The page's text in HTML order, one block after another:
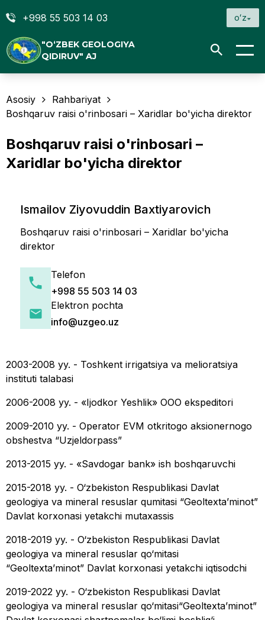
+998 55 503 14 03 oʻz
"O‘ZBEK GEOLOGIYA
QIDIRUV" AJ
Asosiy
Rahbariyat
Boshqaruv raisi o'rinbosari – Хaridlar bo'yicha direktor
Boshqaruv raisi o'rinbosari –
Хaridlar bo'yicha direktor
Ismailov Ziyovuddin Baxtiyarovich
Boshqaruv raisi o'rinbosari – Хaridlar bo'yicha
direktor
Telefon
+998 55 503 14 03
Elektron pochta
info@uzgeo.uz
2003-2008 yy. - Toshkent irrigatsiya va melioratsiya
instituti talabasi
2006-2008 yy. - «Ijodkor Yeshlik» OOO ekspeditori
2009-2010 yy. - Operator EVM otkritogo aksionernogo
obshestva “Uzjeldorpass”
2013-2015 yy. - «Savdogar bank» ish boshqaruvchi
2015-2018 yy. - O‘zbekiston Respublikasi Davlat
geologiya va mineral resuslar qumitasi “Geoltextaʼminot”
Davlat korxonasi yetakchi mutaxassis
2018-2019 yy. - O‘zbekiston Respublikasi Davlat
geologiya va mineral resuslar qo‘mitasi
“Geoltextaʼminot” Davlat korxonasi yetakchi iqtisodchi
2019-2022 yy. - O‘zbekiston Respublikasi Davlat
geologiya va mineral resuslar qo‘mitasi“Geoltextaʼminot”